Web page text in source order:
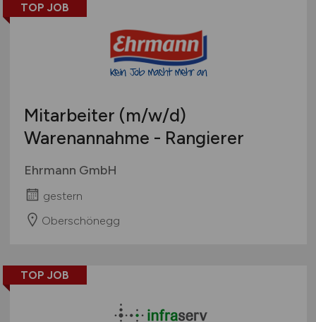
TOP JOB
Mitarbeiter (m/w/d)
Warenannahme - Rangierer
Ehrmann GmbH
gestern
Oberschönegg
TOP JOB